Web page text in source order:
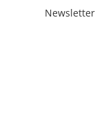
Newsletter